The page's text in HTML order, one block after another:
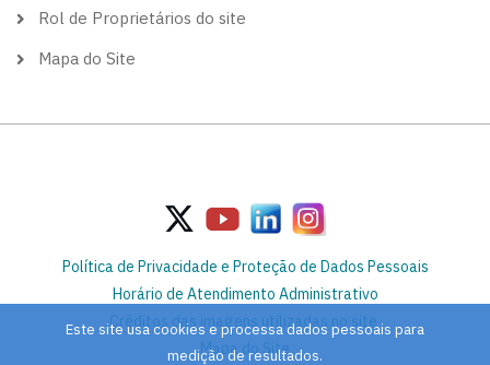
Rol de Proprietários do site
Mapa do Site
Política de Privacidade e Proteção de Dados Pessoais
Horário de Atendimento Administrativo
Créditos das imagens utilizadas no site
Mapa do Site
Este site usa cookies e processa dados pessoais para
medição de resultados.